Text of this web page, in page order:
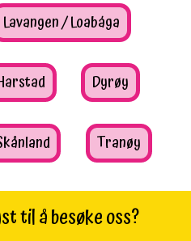
Lavangen / Loabága
Dyrøy
Tranøy
til å besøke oss?